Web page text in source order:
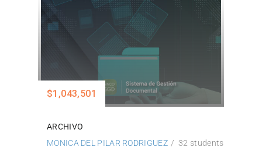
$1,043,501
ARCHIVO
MONICA DEL PILAR RODRIGUEZ
32 students